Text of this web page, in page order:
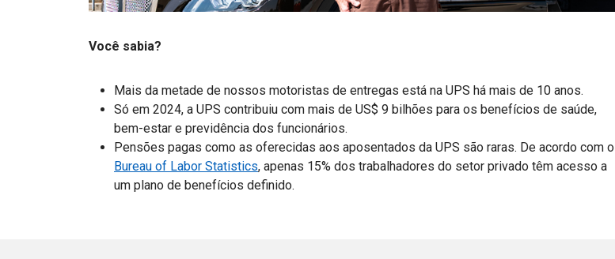
Você sabia?
Mais da metade de nossos motoristas de entregas está na UPS há mais de 10 anos.
Só em 2024, a UPS contribuiu com mais de US$ 9 bilhões para os benefícios de saúde,
bem-estar e previdência dos funcionários.
Pensões pagas como as oferecidas aos aposentados da UPS são raras. De acordo com o
Bureau of Labor Statistics, apenas 15% dos trabalhadores do setor privado têm acesso a
um plano de benefícios definido.